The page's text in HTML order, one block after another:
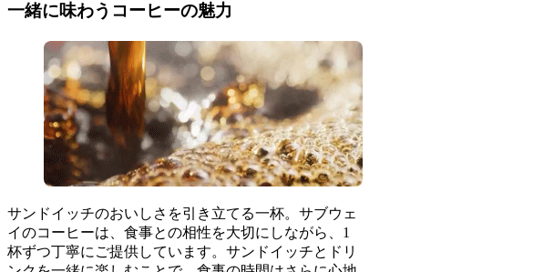
一緒に味わうコーヒーの魅力
サンドイッチのおいしさを引き立てる一杯。サブウェ
イのコーヒーは、食事との相性を大切にしながら、1
杯ずつ丁寧にご提供しています。サンドイッチとドリ